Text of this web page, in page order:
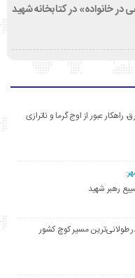
در خانواده» در کتابخانه شهید
راهکار عبور از اوج گرما و ناترازی
طولانی‌ترین مسیر کوچ کشور